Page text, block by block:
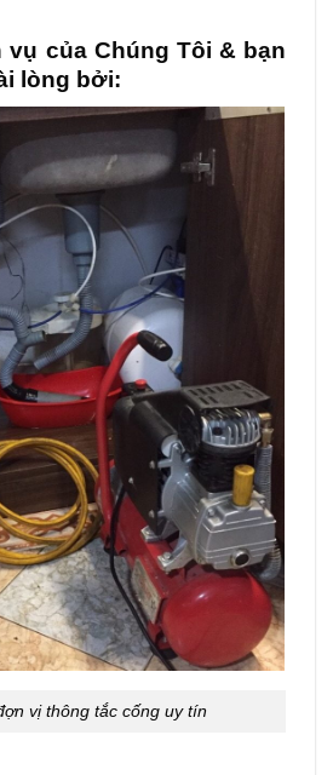
của Chúng Tôi & bạn
lòng bởi:
vị thông tắc cống uy tín